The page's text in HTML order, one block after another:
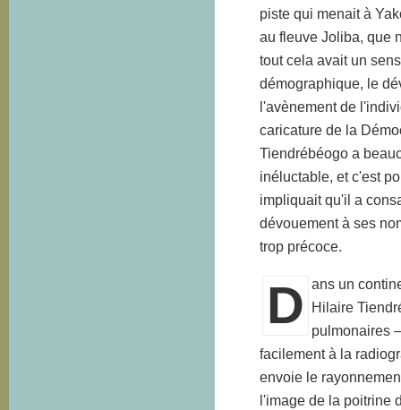
piste qui menait à
au fleuve Joliba, que
tout cela avait un
démographique, le
l'avènement de
caricature de la
Tiendrébéogo a
inéluctable, et c'est
impliquait qu'il a
dévouement à ses
trop précoce.
D ans un
Hilaire
pulmonaires
facilement à la
envoie le
l'image de la poitrine